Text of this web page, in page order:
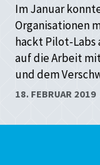
Im Januar
Organisationen
hackt Pilot-Labs
auf die Arbeit
und dem
18. FEBRUAR 2019